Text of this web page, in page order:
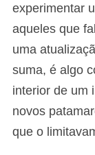
experimentar
aqueles que
uma
suma, é algo
interior de um
novos
que o